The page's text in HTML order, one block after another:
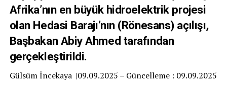
Afrika’nın en büyük hidroelektrik projesi
olan Hedasi Barajı’nın (Rönesans) açılışı,
Başbakan Abiy Ahmed tarafından
gerçekleştirildi.
Gülsüm İncekaya |09.09.2025 – Güncelleme : 09.09.2025